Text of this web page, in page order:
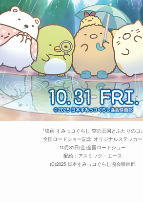
『映画 すみっコぐらし 空の王国とふたりのコ』
全国ロードショー記念 オリジナルステッカー
10月31日(金)全国ロードショー
配給：アスミック・エース
(C)2025 日本すみっコぐらし協会映画部